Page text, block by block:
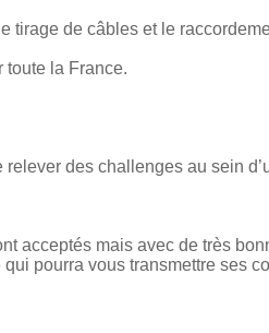
tirage de câbles et le
toute la France.
relever des challenges au sein
acceptés mais avec de très
pourra vous transmettre ses